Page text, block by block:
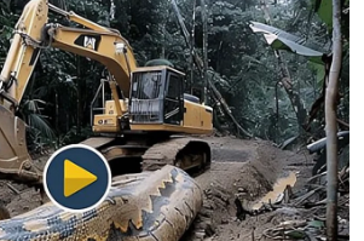
AI
Johor akan bertindak tegas
ajaran menyimpang yang
umat Islam.
individu bernama "Ratu Nur
Balqis" tular mendakwa dirinya
nama suci.